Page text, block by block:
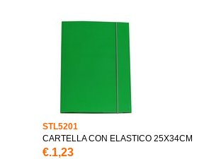
STL5201
CARTELLA CON ELASTICO 25X34CM
€.1,23